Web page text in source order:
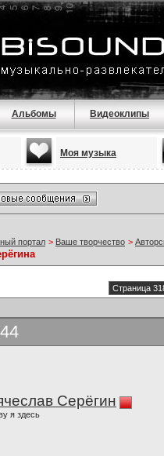
Альбомы Видеоклипы
Моя музыка
портал > Ваше творчество >
Страница
Серёгин
я здесь